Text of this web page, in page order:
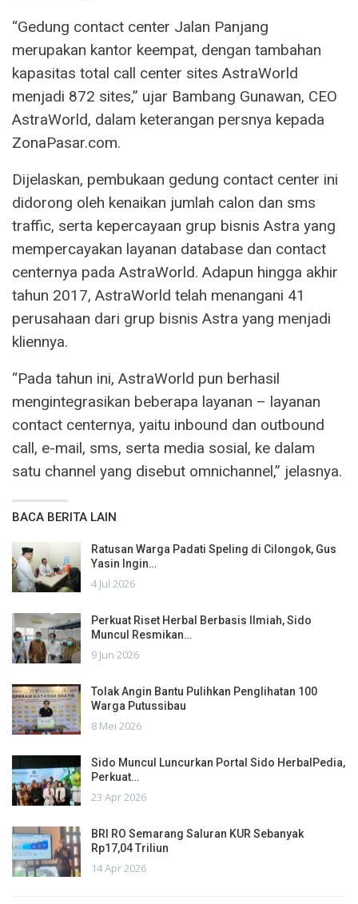
“Gedung contact center Jalan Panjang
merupakan kantor keempat, dengan tambahan
kapasitas total call center sites AstraWorld
menjadi 872 sites,” ujar Bambang Gunawan, CEO
AstraWorld, dalam keterangan persnya kepada
ZonaPasar.com.
Dijelaskan, pembukaan gedung contact center ini
didorong oleh kenaikan jumlah calon dan sms
traffic, serta kepercayaan grup bisnis Astra yang
mempercayakan layanan database dan contact
centernya pada AstraWorld. Adapun hingga akhir
tahun 2017, AstraWorld telah menangani 41
perusahaan dari grup bisnis Astra yang menjadi
kliennya.
“Pada tahun ini, AstraWorld pun berhasil
mengintegrasikan beberapa layanan – layanan
contact centernya, yaitu inbound dan outbound
call, e-mail, sms, serta media sosial, ke dalam
satu channel yang disebut omnichannel,” jelasnya.
BACA BERITA LAIN
Ratusan Warga Padati Speling di Cilongok, Gus
Yasin Ingin…
4 Jul 2026
Perkuat Riset Herbal Berbasis Ilmiah, Sido
Muncul Resmikan…
9 Jun 2026
Tolak Angin Bantu Pulihkan Penglihatan 100
Warga Putussibau
8 Mei 2026
Sido Muncul Luncurkan Portal Sido HerbalPedia,
Perkuat…
23 Apr 2026
BRI RO Semarang Saluran KUR Sebanyak
Rp17,04 Triliun
14 Apr 2026